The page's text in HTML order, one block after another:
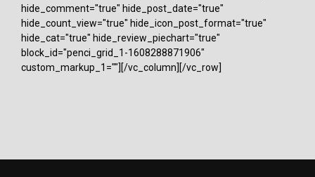
hide_comment="true" hide_post_date="true"
hide_count_view="true" hide_icon_post_format="true"
hide_cat="true" hide_review_piechart="true"
block_id="penci_grid_1-1608288871906"
custom_markup_1=""][/vc_column][/vc_row]